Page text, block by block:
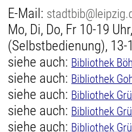
E-Mail:
Mo, Di, Do, Fr 10-19
(Selbstbedienung), 13-
siehe auch: Bibliothek
siehe auch: Bibliothek
siehe auch: Bibliothek
siehe auch: Bibliothek
siehe auch: Bibliothek